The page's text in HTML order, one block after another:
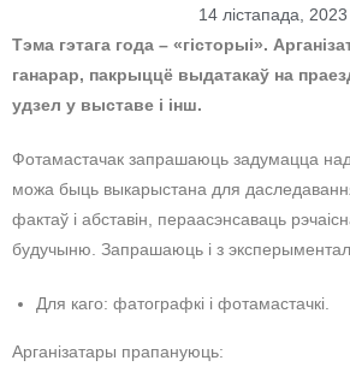
14 лістапада, 2023
Тэма гэтага года – «гісторыі».
ганарар, пакрыццё выдатакаў на
удзел у выставе і інш.
Фотамастачак запрашаюць задумацца
можа быць выкарыстана для даследавання
фактаў і абставін, пераасэнсаваць
будучыню. Запрашаюць і з
Для каго: фатографкі і фотамастачкі.
Арганізатары прапануюць: